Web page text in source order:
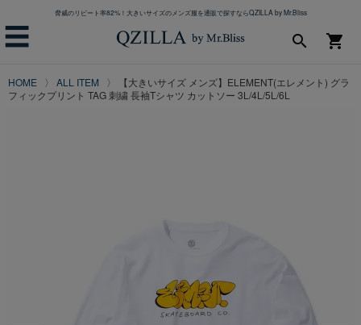
脅威のリピート率82%！大きいサイズのメンズ服を通販で探すならQZILLA by Mr.Bliss
☰ shopping_cart
search
HOME ALL ITEM
【大きいサイズ メンズ】ELEMENT(エレメント) グラ
フィックプリント TAG 刺繍 長袖Tシャツ カットソー 3L/4L/5L/6L